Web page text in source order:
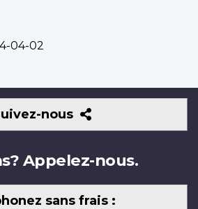
04-02
nous
Suivez-
nous
Appelez-nous.
sans frais :